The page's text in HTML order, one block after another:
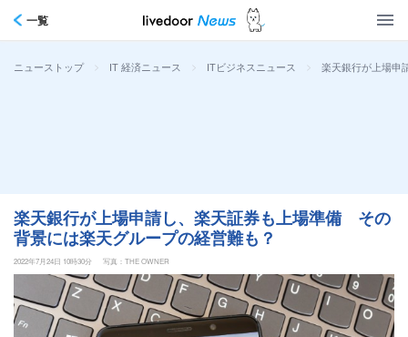
一覧
ニューストップ > IT 経済ニュース > ITビジネスニュース > 楽天銀行が上場申
楽天銀行が上場申請し、楽天証券も上場準備 その
背景には楽天グループの経営難も？
2022年7月24日 10時30分 写真：THE OWNER